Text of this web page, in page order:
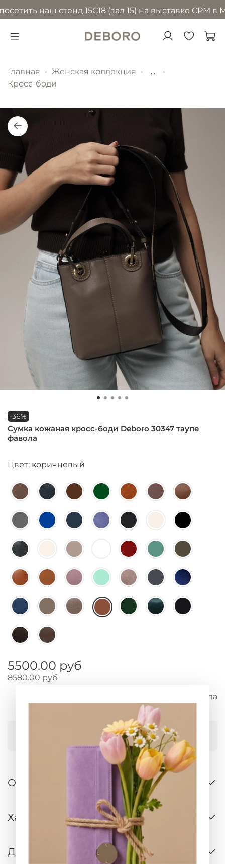
наш стенд 15С18 (зал 15) на выставке CPM в
Главная Женская коллекция
...
Кросс-боди
-36%
30347/таупе фавола
Сумка кожаная кросс-боди Deboro 30347 таупе
фавола
Цвет: коричневый
5500.00 руб
8580.00 руб
Купить в 1 клик
Описание
Характеристики
Доставка и оплата